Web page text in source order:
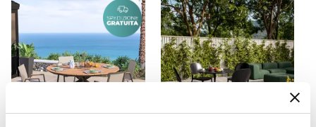
indispensabile per proteggere l’ombrellone da
intemperie, polvere e scolorimenti,
mantenendolo sempre come nuovo.
Caratteristiche Struttura
Inclinabile
Colore Struttura
Tortora